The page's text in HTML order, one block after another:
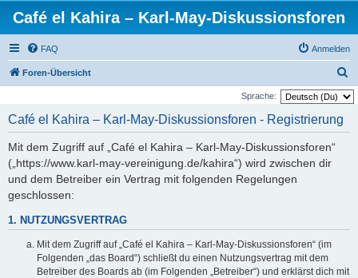
Café el Kahira – Karl-May-Diskussionsforen
FAQ Anmelden
Foren-Übersicht
u
Sprache:
Café el Kahira – Karl-May-Diskussionsforen - Registrierung
Mit dem Zugriff auf „Café el Kahira – Karl-May-Diskussionsforen“
(„https://www.karl-may-vereinigung.de/kahira“) wird zwischen dir
und dem Betreiber ein Vertrag mit folgenden Regelungen
geschlossen:
1. NUTZUNGSVERTRAG
Mit dem Zugriff auf „Café el Kahira – Karl-May-Diskussionsforen“ (im
Folgenden „das Board“) schließt du einen Nutzungsvertrag mit dem
Betreiber des Boards ab (im Folgenden „Betreiber“) und erklärst dich mit